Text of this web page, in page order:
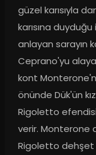
güzel karısıyla
karısına
anlayan sarayın
Ceprano'yu alaya
kont
önünde Dük'ün
Rigoletto
verir. Monterone
Rigoletto dehşet